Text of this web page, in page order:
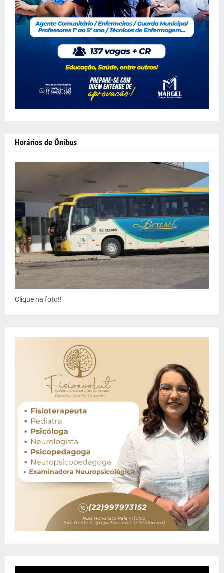
Horários de Ônibus
Clique na foto!!